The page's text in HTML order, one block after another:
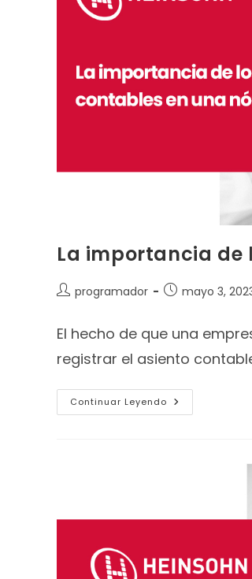
La importancia de
programador mayo 3,
El hecho de que una
registrar el asiento
Continuar Leyendo